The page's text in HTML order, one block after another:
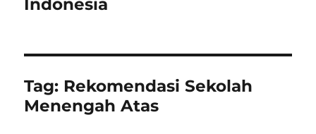
Indonesia
Tag: Rekomendasi Sekolah
Menengah Atas